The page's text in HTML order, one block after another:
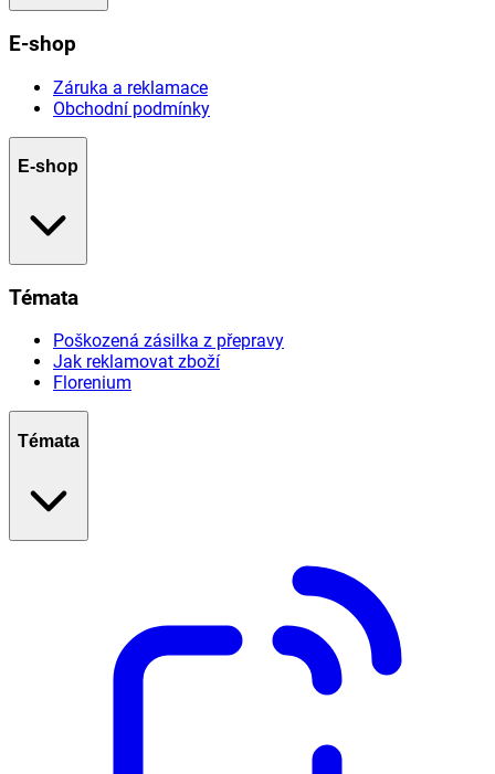
E-shop
Záruka a reklamace
Obchodní podmínky
E-shop
Témata
Poškozená zásilka z přepravy
Jak reklamovat zboží
Florenium
Témata